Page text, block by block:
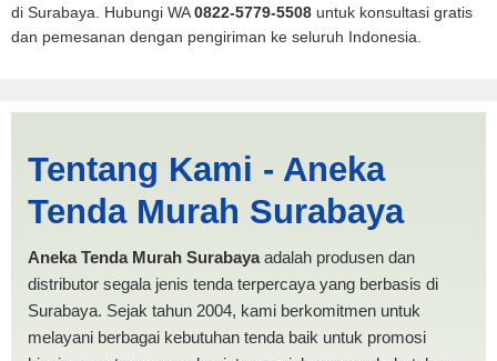
di Surabaya. Hubungi WA0822-5779-5508 untuk konsultasi gratis
dan pemesanan dengan pengiriman ke seluruh Indonesia.
PRODUKSI ANEKA TENDA
MURAH
Tentang Kami - Aneka
Tenda Murah Surabaya
Aneka Tenda Murah Surabayaadalah produsen dan
distributor segala jenis tenda terpercaya yang berbasis di
Surabaya. Sejak tahun 2004, kami berkomitmen untuk
melayani berbagai kebutuhan tenda baik untuk promosi